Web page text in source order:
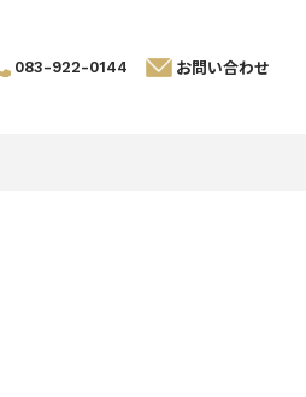
083-922-0144 お問い合わせ